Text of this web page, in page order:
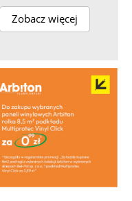
Zobacz więcej